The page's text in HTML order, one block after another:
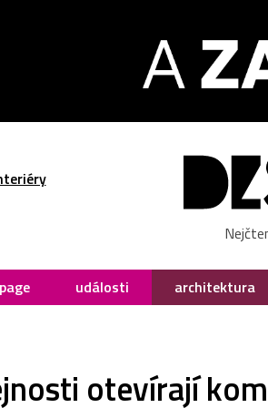
události architektura
otevírají